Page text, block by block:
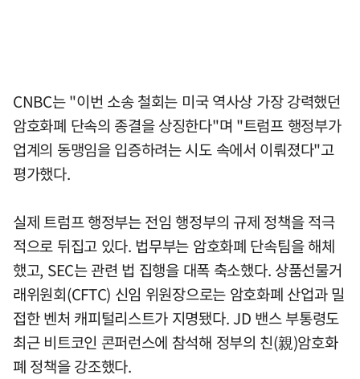
CNBC는 "이번 소송 철회는 미국 역사상 가장 강력했던
암호화폐 단속의 종결을 상징한다"며 "트럼프 행정부가
업계의 동맹임을 입증하려는 시도 속에서 이뤄졌다"고
평가했다.
실제 트럼프 행정부는 전임 행정부의 규제 정책을 적극
적으로 뒤집고 있다. 법무부는 암호화폐 단속팀을 해체
했고, SEC는 관련 법 집행을 대폭 축소했다. 상품선물거
래위원회(CFTC) 신임 위원장으로는 암호화폐 산업과 밀
접한 벤처 캐피털리스트가 지명됐다. JD 밴스 부통령도
최근 비트코인 콘퍼런스에 참석해 정부의 친(親)암호화
폐 정책을 강조했다.